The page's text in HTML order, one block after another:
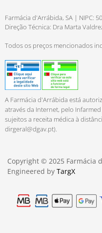
Farmácia d'Arrábida, SA | NIPC:
Direção Técnica: Dra Marta
Todos os preços mencionados
A Farmácia d'Arrábida está
através da Internet, pelo
sujeitos a receita médica à
dirgeral@dgav.pt).
Copyright © 2025 Farmácia
Engineered by TargX